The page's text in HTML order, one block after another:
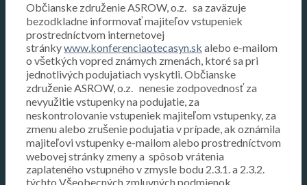
Občianske združenie ASROW, o.z. sa zaväzuje
bezodkladne informovať majiteľov vstupeniek
prostredníctvom internetovej
stránkywww.konferenciaotecasyn.sk alebo e-mailom
o všetkých vopred známych zmenách, ktoré sa pri
jednotlivých podujatiach vyskytli. Občianske
združenie ASROW, o.z. nenesie zodpovednosť za
nevyužitie vstupenky na podujatie, za
neskontrolovanie vstupeniek majiteľom vstupenky, za
zmenu alebo zrušenie podujatia v prípade, ak oznámila
majiteľovi vstupenky e-mailom alebo prostredníctvom
webovej stránky zmeny a spôsob vrátenia
zaplateného vstupného v zmysle bodu 2.3.1. a 2.3.2.
týchto Všeobecných zmluvných podmienok.